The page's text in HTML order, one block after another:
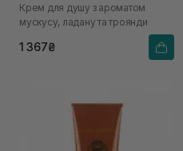
200 мл
Крем для душу з ароматом
мускусу, ладану та троянди
1 367₴